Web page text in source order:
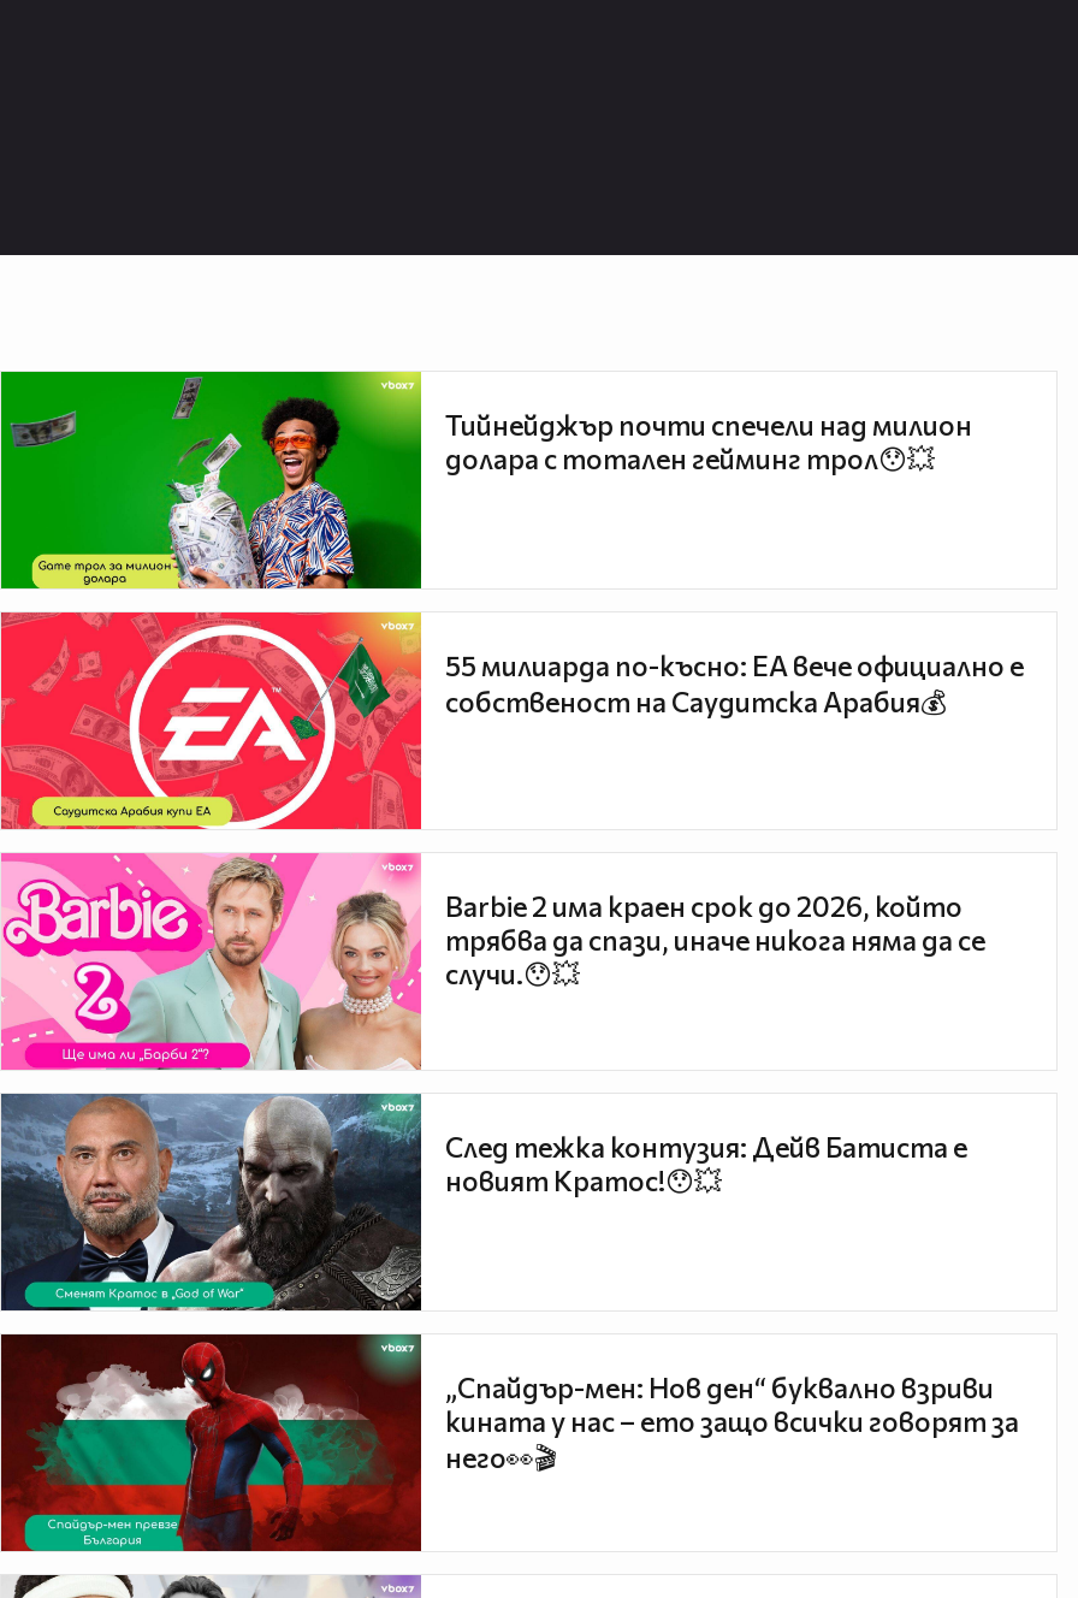
Тийнейджър почти спечели над милион
долара с тотален гейминг трол😯💥
55 милиарда по-късно: EA вече официално е
собственост на Саудитска Арабия💰
Barbie 2 има краен срок до 2026, който
трябва да спази, иначе никога няма да се
случи.😯💥
След тежка контузия: Дейв Батиста е
новият Кратос!😯💥
„Спайдър-мен: Нов ден“ буквално взриви
кината у нас – ето защо всички говорят за
него👀🎬